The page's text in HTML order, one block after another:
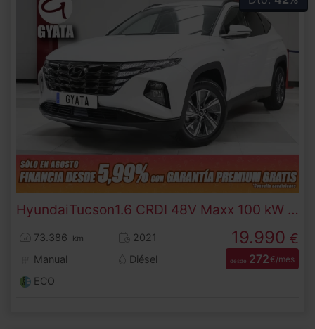
HyundaiTucson 1.6 CRDI 48V Maxx 100 kW (136 CV)
73.386 km
2021
Manual
Diésel
ECO
19.990 €
desde 272€/mes